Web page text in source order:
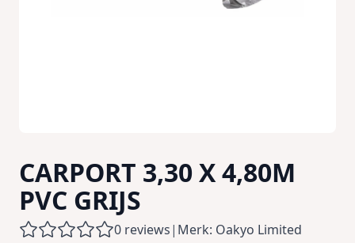
CARPORT 3,30 X 4,80M
PVC GRIJS
0 reviews| Merk: Oakyo Limited